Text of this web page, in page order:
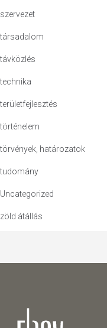
szervezet
társadalom
távközlés
technika
területfejlesztés
történelem
törvények, határozatok
tudomány
Uncategorized
zöld átállás